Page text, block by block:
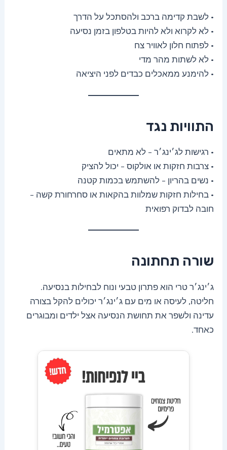
• לשבת קדימה ברכב ולהסתכל על הדרך
• לא לקרוא ולא להיות בטלפון בזמן נסיעה
• לפתוח חלון לאוויר צח
• לא לשתות מהר מדי
• להימנע ממאכלים כבדים לפני היציאה
התוויות נגד
• רגישות לג׳ינג׳ר – לא מתאים
• צרבות חזקות או אולקוס – יכול להציק
• נשים בהריון – להשתמש בכמות קטנה
• בחילות חזקות שמלוות בהקאות או סחרחורת קשה –
חובה לבדוק רפואית
שורה תחתונה
ג׳ינג׳ר טרי הוא פתרון טבעי ונוח לבחילות בנסיעה.
חליטה, לעיסה או מים עם ג׳ינג׳ר יכולים להקל בצורה
עדינה ולשפר את תחושת הנסיעה אצל ילדים ומבוגרים
כאחד.